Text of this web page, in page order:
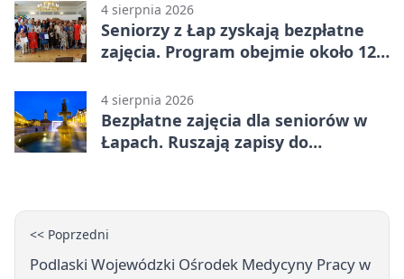
4 sierpnia 2026
Seniorzy z Łap zyskają bezpłatne
zajęcia. Program obejmie około 120
4 sierpnia 2026
Bezpłatne zajęcia dla seniorów w
Łapach. Ruszają zapisy do
<< Poprzedni
Podlaski Wojewódzki Ośrodek Medycyny Pracy w